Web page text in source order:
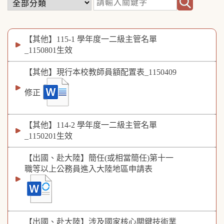
【其他】115-1 學年度一二級主管名單
_1150801生效
【其他】現行本校教師員額配置表_1150409
修正
【其他】114-2 學年度一二級主管名單
_1150201生效
【出國、赴大陸】簡任(或相當簡任)第十一
職等以上公務員進入大陸地區申請表
【出國、赴大陸】涉及國家核心關鍵技術業